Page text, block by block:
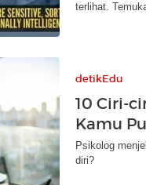
terlihat.
detikEdu
10 Ciri-
Kamu
Psikolog
diri?